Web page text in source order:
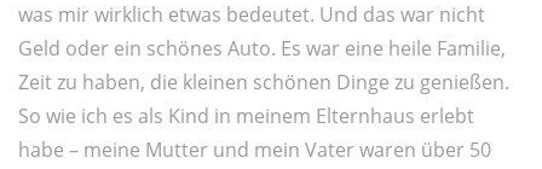
was mir wirklich etwas bedeutet. Und das war nicht
Geld oder ein schönes Auto. Es war eine heile Familie,
Zeit zu haben, die kleinen schönen Dinge zu genießen.
So wie ich es als Kind in meinem Elternhaus erlebt
habe – meine Mutter und mein Vater waren über 50